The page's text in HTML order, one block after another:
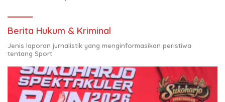
Berita Hukum & Kriminal
Jenis laporan jurnalistik yang menginformasikan peristiwa
tentang Sport